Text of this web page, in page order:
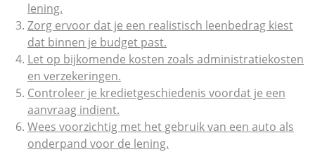
lening.
Zorg ervoor dat je een realistisch leenbedrag kiest
dat binnen je budget past.
Let op bijkomende kosten zoals administratiekosten
en verzekeringen.
Controleer je kredietgeschiedenis voordat je een
aanvraag indient.
Wees voorzichtig met het gebruik van een auto als
onderpand voor de lening.